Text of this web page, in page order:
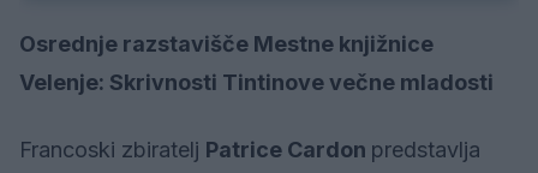
Osrednje razstavišče Mestne knjižnice
Velenje: Skrivnosti Tintinove večne mladosti
Francoski zbiratelj Patrice Cardon predstavlja